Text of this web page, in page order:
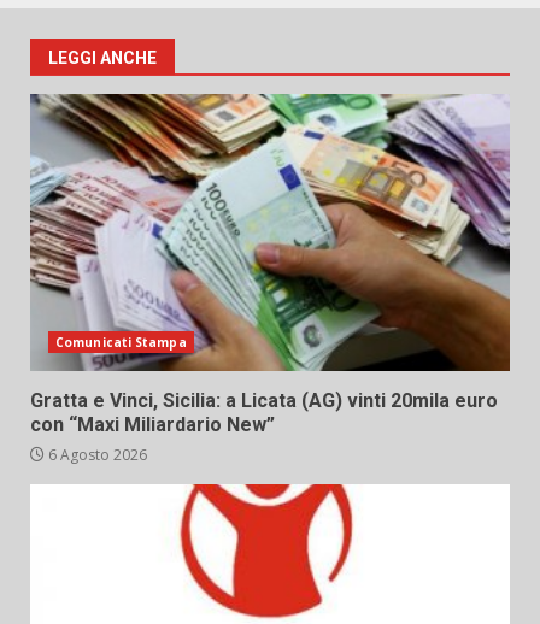
LEGGI ANCHE
Comunicati Stampa
Gratta e Vinci, Sicilia: a Licata (AG) vinti 20mila euro
con “Maxi Miliardario New”
6 Agosto 2026